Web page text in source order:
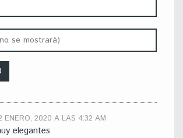
ENERO, 2020 A LAS 4:32 AM
elegantes